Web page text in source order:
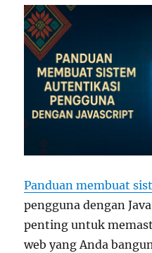
Panduan membuat
pengguna dengan
penting untuk
web yang Anda